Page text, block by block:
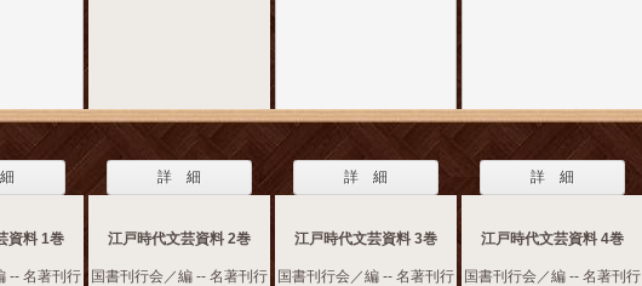
資料 1巻
-- 名著刊行
詳 細
江戸時代文芸資料 2巻
国書刊行会／編 -- 名著刊行
詳 細
江戸時代文芸資料 3巻
国書刊行会／編 -- 名著刊行
詳 細
江戸時代文芸資料 4巻
国書刊行会／編 -- 名著刊行